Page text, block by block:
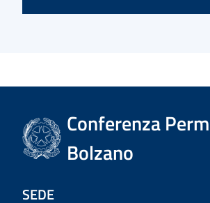
Conferenza
Bolzano
SEDE